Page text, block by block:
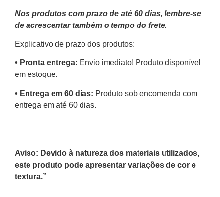
Nos produtos com prazo de até 60 dias, lembre-se
de acrescentar também o tempo do frete.
Explicativo de prazo dos produtos:
•⁠ ⁠Pronta entrega: Envio imediato! Produto disponível
em estoque.
•⁠ Entrega em 60 dias: Produto sob encomenda com
entrega em até 60 dias.
Aviso: Devido à natureza dos materiais utilizados,
este produto pode apresentar variações de cor e
textura.”